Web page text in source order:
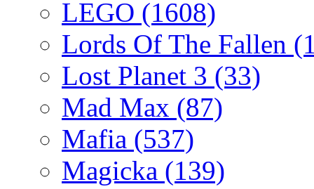
LEGO (1608)
Lords Of The Fallen
Lost Planet 3 (33)
Mad Max (87)
Mafia (537)
Magicka (139)